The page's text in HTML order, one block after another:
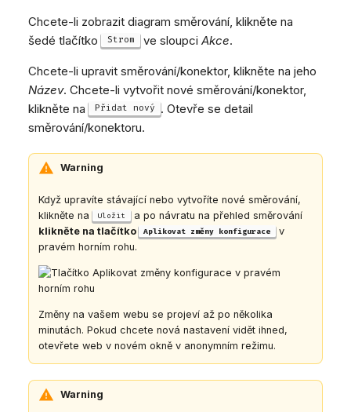
Chcete-li zobrazit diagram směrování, klikněte na
šedé tlačítko
Strom ve sloupci Akce.
Chcete-li upravit směrování/konektor, klikněte na jeho
Název. Chcete-li vytvořit nové směrování/konektor,
klikněte na
Přidat nový . Otevře se detail
směrování/konektoru.
Warning
Když upravíte stávající nebo vytvoříte nové směrování,
klikněte na Uložit
a po návratu na přehled směrování
klikněte na tlačítko Aplikovat změny konfigurace v
pravém horním rohu.
Změny na vašem webu se projeví až po několika
minutách. Pokud chcete nová nastavení vidět ihned,
otevřete web v novém okně v anonymním režimu.
Warning